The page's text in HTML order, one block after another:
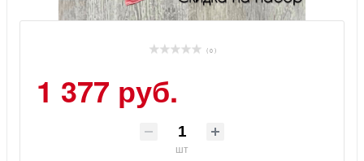
( 0 )
1 377 руб.
шт